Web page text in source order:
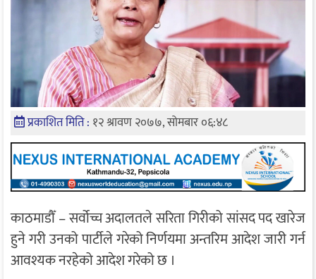
प्रकाशित मिति : १२ श्रावण २०७७, सोमबार ०६:४८
काठमाडौँ – सर्वोच्च अदालतले सरिता गिरीको सांसद पद खारेज
हुने गरी उनको पार्टीले गरेको निर्णयमा अन्तरिम आदेश जारी गर्न
आवश्यक नरहेको आदेश गरेको छ ।